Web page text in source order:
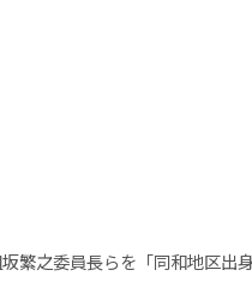
繁之委員長らを「同和地区出